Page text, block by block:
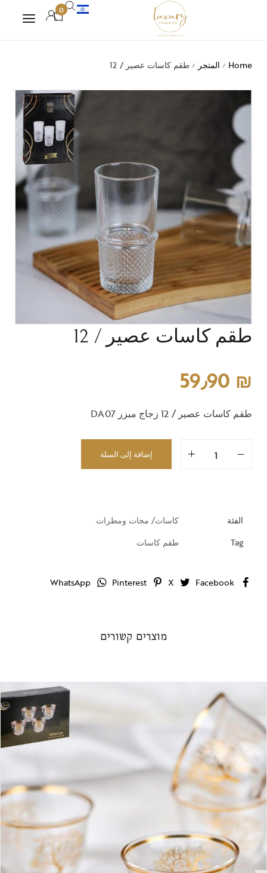
0
Home
/ المتجر / طقم كاسات عصير / 12
طقم كاسات عصير / 12
59٫90 ₪
طقم كاسات عصير / 12 زجاج مبزر DA07
إضافة إلى السلة
الفئة
كاسات/ مجات ومطرات
Tag
طقم كاسات
Facebook
X
Pinterest
WhatsApp
מוצרים קשורים